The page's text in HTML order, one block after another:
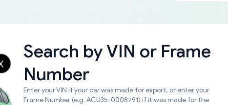
Search byVIN or Frame
Number
Enter your VIN if your car was made for export, or enter your
Frame Number (e.g. ACU35-0008791) if it was made for the